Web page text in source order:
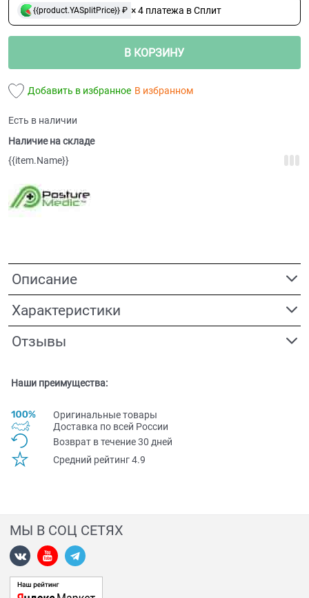
{{product.YASplitPrice}} ₽ × 4 платежа в Сплит
В КОРЗИНУ
Добавить в избранное В избранном
Есть в наличии
Наличие на складе
{{item.Name}}
Описание
Характеристики
Отзывы
Наши преимущества:
Оригинальные товары
Доставка по всей Pоссии
Возврат в течение 30 дней
Средний рейтинг 4.9
МЫ В СОЦ СЕТЯХ